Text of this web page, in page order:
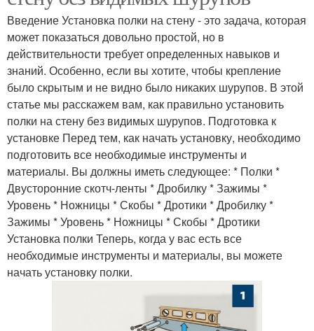
Введение Установка полки на стену - это задача, которая
может показаться довольно простой, но в
действительности требует определенных навыков и
знаний. Особенно, если вы хотите, чтобы крепление
было скрытым и не видно было никаких шурупов. В этой
статье мы расскажем вам, как правильно установить
полки на стену без видимых шурупов. Подготовка к
установке Перед тем, как начать установку, необходимо
подготовить все необходимые инструменты и
материалы. Вы должны иметь следующее: * Полки *
Двусторонние скотч-ленты * Дробилку * Зажимы *
Уровень * Ножницы * Скобы * Дротики * Дробилку *
Зажимы * Уровень * Ножницы * Скобы * Дротики
Установка полки Теперь, когда у вас есть все
необходимые инструменты и материалы, вы можете
начать установку полки.